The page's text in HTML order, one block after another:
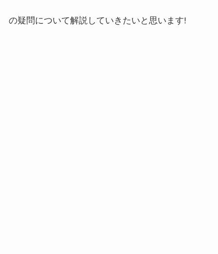
の疑問について解説していきたいと思います!